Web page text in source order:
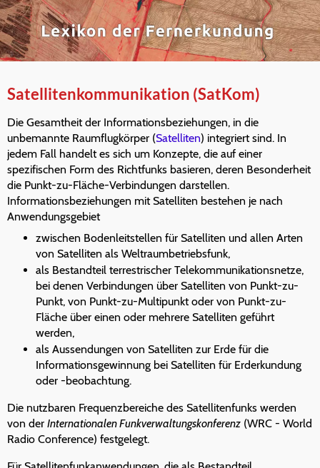
Satellitenkommunikation (SatKom)
Die Gesamtheit der Informationsbeziehungen, in die
unbemannte Raumflugkörper (Satelliten) integriert sind. In
jedem Fall handelt es sich um Konzepte, die auf einer
spezifischen Form des Richtfunks basieren, deren Besonderheit
die Punkt-zu-Fläche-Verbindungen darstellen.
Informationsbeziehungen mit Satelliten bestehen je nach
Anwendungsgebiet
zwischen Bodenleitstellen für Satelliten und allen Arten
von Satelliten als Weltraumbetriebsfunk,
als Bestandteil terrestrischer Telekommunikationsnetze,
bei denen Verbindungen über Satelliten von Punkt-zu-
Punkt, von Punkt-zu-Multipunkt oder von Punkt-zu-
Fläche über einen oder mehrere Satelliten geführt
werden,
als Aussendungen von Satelliten zur Erde für die
Informationsgewinnung bei Satelliten für Erderkundung
oder -beobachtung.
Die nutzbaren Frequenzbereiche des Satellitenfunks werden
von der Internationalen Funkverwaltungskonferenz (WRC - World
Radio Conference) festgelegt.